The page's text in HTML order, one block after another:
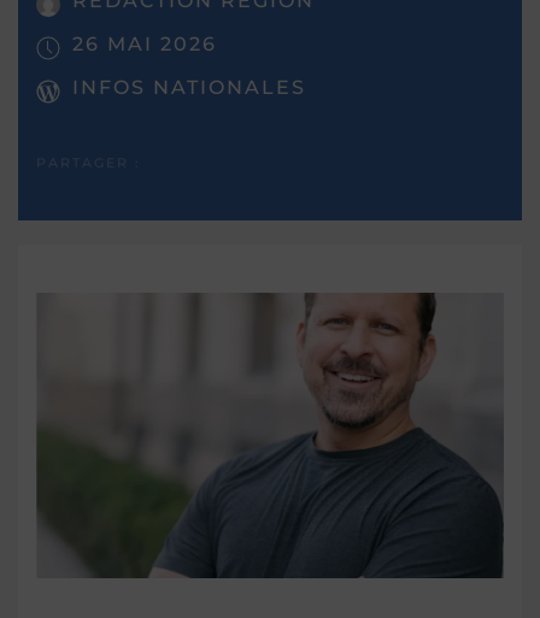
26 MAI 2026
INFOS NATIONALES